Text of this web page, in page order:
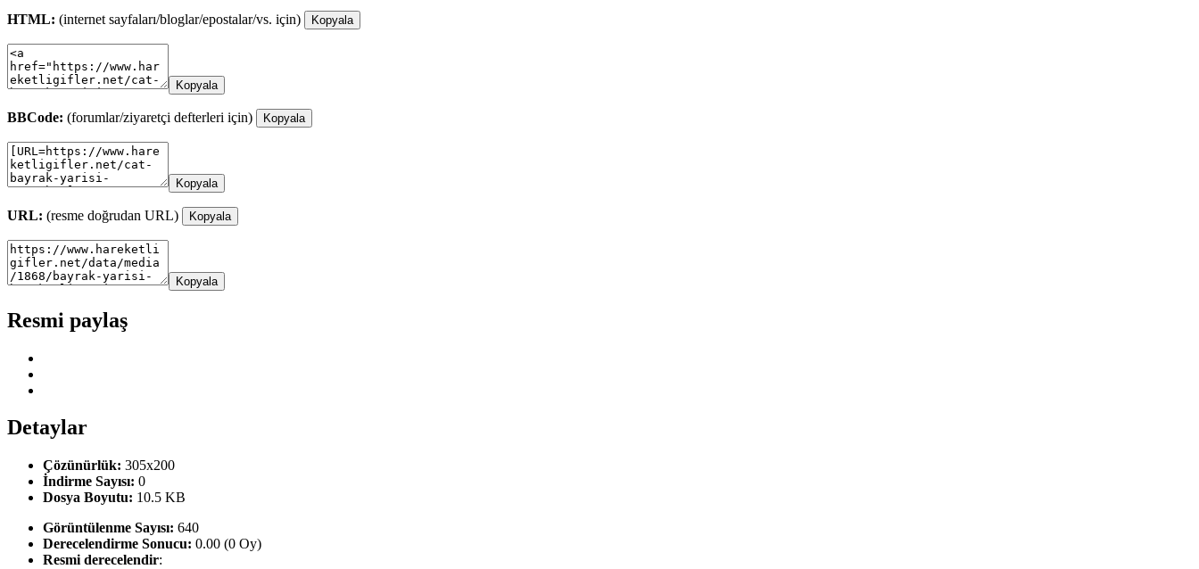
HTML: (internet sayfaları/bloglar/epostalar/vs. için) Kopyala
Kopyala
BBCode: (forumlar/ziyaretçi defterleri için) Kopyala
Kopyala
URL: (resme doğrudan URL) Kopyala
Kopyala
Resmi paylaş
Detaylar
Çözünürlük: 305x200
İndirme Sayısı: 0
Dosya Boyutu: 10.5 KB
Görüntülenme Sayısı: 640
Derecelendirme Sonucu: 0.00 (0 Oy)
Resmi derecelendir: